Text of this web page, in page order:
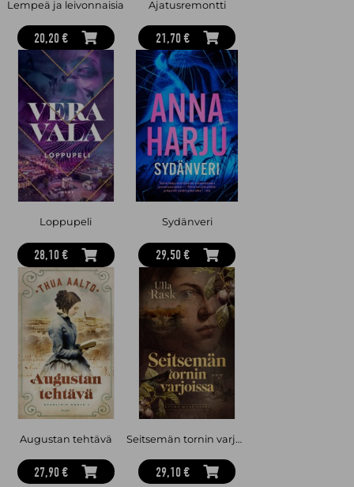
Lempeä ja leivonnaisia
20,20 €
Ajatusremontti
21,70 €
Loppupeli
28,10 €
Sydänveri
29,50 €
Augustan tehtävä
27,90 €
Seitsemän tornin varjoissa
29,10 €